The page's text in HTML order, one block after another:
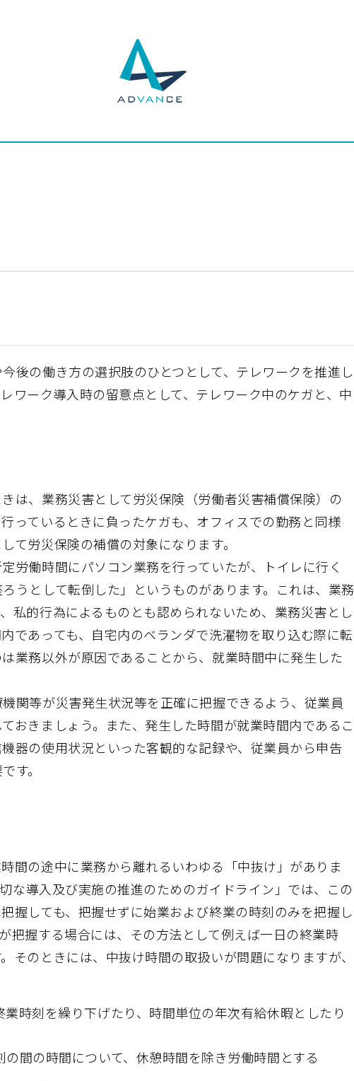
後の働き方の選択肢のひとつとして、テレワークを推進し
ワーク導入時の留意点として、テレワーク中のケガと、中
は、業務災害として労災保険（労働者災害補償保険）の
っているときに負ったケガも、オフィスでの勤務と同様
て労災保険の補償の対象になります。
労働時間にパソコン業務を行っていたが、トイレに行く
うとして転倒した」というものがあります。これは、業務
私的行為によるものとも認められないため、業務災害とし
であっても、自宅内のベランダで洗濯物を取り込む際に転
業務以外が原因であることから、就業時間中に発生した
関等が災害発生状況等を正確に把握できるよう、従業員
おきましょう。また、発生した時間が就業時間内であるこ
器の使用状況といった客観的な記録や、従業員から申告
す。
間の途中に業務から離れるいわゆる「中抜け」がありま
な導入及び実施の推進のためのガイドライン」では、この
握しても、把握せずに始業および終業の時刻のみを把握し
把握する場合には、その方法として例えば一日の終業時
そのときには、中抜け時間の取扱いが問題になりますが、
時刻を繰り下げたり、時間単位の年次有給休暇としたり
間の時間について、休憩時間を除き労働時間とする